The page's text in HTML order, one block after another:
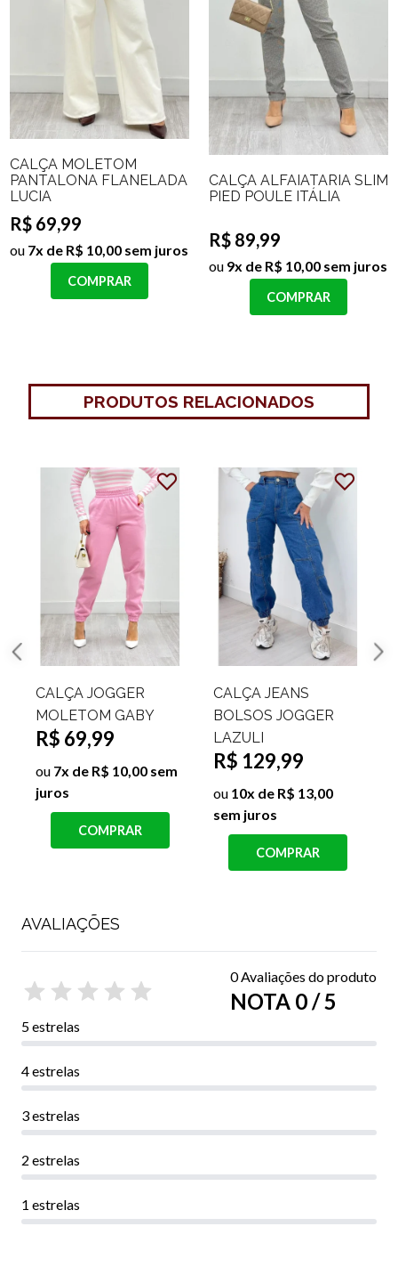
CALÇA MOLETOM
PANTALONA FLANELADA
LUCIA
R$ 69,99
ou 7x de R$ 10,00 sem juros
COMPRAR
CALÇA ALFAIATARIA SLIM
PIED POULE ITÁLIA
R$ 89,99
ou 9x de R$ 10,00 sem juros
COMPRAR
PRODUTOS RELACIONADOS
CALÇA JOGGER
MOLETOM GABY
R$ 69,99
ou 7x de R$ 10,00 sem
juros
COMPRAR
CALÇA JEANS
BOLSOS JOGGER
LAZULI
R$ 129,99
ou 10x de R$ 13,00
sem juros
COMPRAR
AVALIAÇÕES
0 Avaliações do produto
NOTA 0 / 5
5 estrelas
4 estrelas
3 estrelas
2 estrelas
1 estrelas